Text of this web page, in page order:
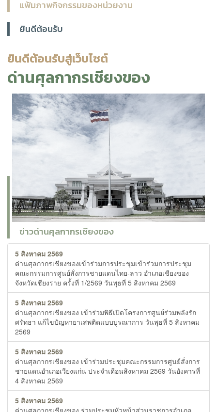
แฟ้มภาพกิจกรรมของหน่วยงาน
ยินดีต้อนรับ
ยินดีต้อนรับสู่เว็บไซต์
ด่านศุลกากรเชียงของ
ข่าวด่านศุลกากรเชียงของ
5 สิงหาคม 2569
ด่านศุลกากรเชียงของเข้าร่วมการประชุมเข้าร่วมการประชุม
คณะกรรมการศูนย์สั่งการชายแดนไทย-ลาว อำเภอเชียงของ
จังหวัดเชียงราย ครั้งที่ 1/2569 วันพุธที่ 5 สิงหาคม 2569
5 สิงหาคม 2569
ด่านศุลกากรเชียงของ เข้าร่วมพิธีเปิดโครงการศูนย์ร่วมพลังรัก
ศรัทธา แก้ไขปัญหายาเสพติดแบบบูรณาการ วันพุธที่ 5 สิงหาคม
2569
5 สิงหาคม 2569
ด่านศุลกากรเชียงของ เข้าร่วมประชุมคณะกรรมการศูนย์สั่งการ
ชายแดนอำเภอเวียงแก่น ประจำเดือนสิงหาคม 2569 วันอังคารที่
4 สิงหาคม 2569
5 สิงหาคม 2569
ด่านศุลกากรเชียงของ ร่วมประชุมหัวหน้าส่วนราชการอำเภอ